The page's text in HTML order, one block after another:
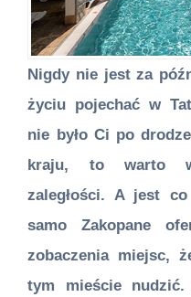
Nigdy nie jest za
życiu pojechać w
nie było Ci po
kraju, to warto
zaległości. A jest
samo Zakopane
zobaczenia miejsc,
tym mieście nudzić.